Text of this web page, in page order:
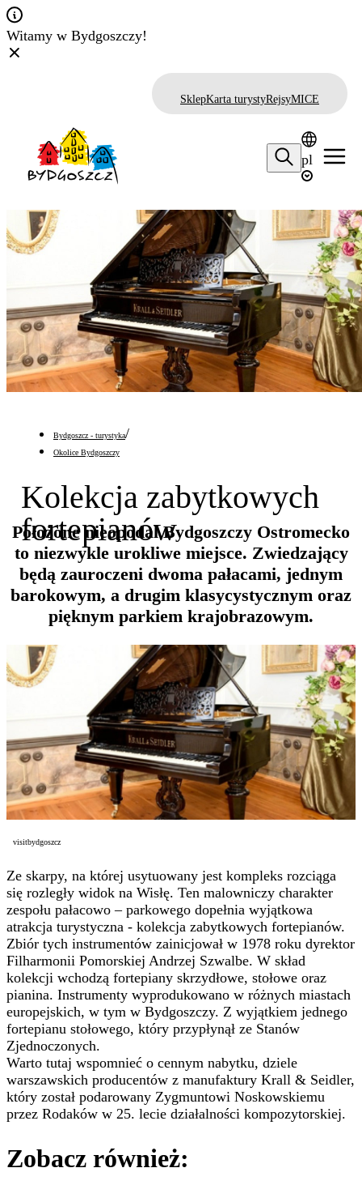
Witamy w Bydgoszczy!
SklepKarta turystyRejsyMICE
pl
Bydgoszcz - turystyka/
Okolice Bydgoszczy
Kolekcja zabytkowych
fortepianów
Położone nieopodal Bydgoszczy Ostromecko
to niezwykle urokliwe miejsce. Zwiedzający
będą zauroczeni dwoma pałacami, jednym
barokowym, a drugim klasycystycznym oraz
pięknym parkiem krajobrazowym.
visitbydgoszcz
Ze skarpy, na której usytuowany jest kompleks rozciąga
się rozległy widok na Wisłę. Ten malowniczy charakter
zespołu pałacowo – parkowego dopełnia wyjątkowa
atrakcja turystyczna - kolekcja zabytkowych fortepianów.
Zbiór tych instrumentów zainicjował w 1978 roku dyrektor
Filharmonii Pomorskiej Andrzej Szwalbe. W skład
kolekcji wchodzą fortepiany skrzydłowe, stołowe oraz
pianina. Instrumenty wyprodukowano w różnych miastach
europejskich, w tym w Bydgoszczy. Z wyjątkiem jednego
fortepianu stołowego, który przypłynął ze Stanów
Zjednoczonych.
Warto tutaj wspomnieć o cennym nabytku, dziele
warszawskich producentów z manufaktury Krall & Seidler,
który został podarowany Zygmuntowi Noskowskiemu
przez Rodaków w 25. lecie działalności kompozytorskiej.
Zobacz również: